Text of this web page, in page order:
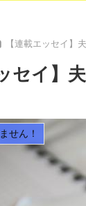
【連載エッセイ】
セイ】
せん！